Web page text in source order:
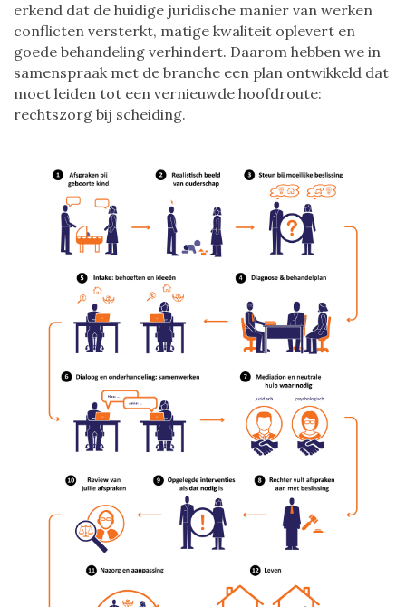
erkend dat de huidige juridische manier van werken
conflicten versterkt, matige kwaliteit oplevert en
goede behandeling verhindert. Daarom hebben we in
samenspraak met de branche een plan ontwikkeld dat
moet leiden tot een vernieuwde hoofdroute:
rechtszorg bij scheiding.